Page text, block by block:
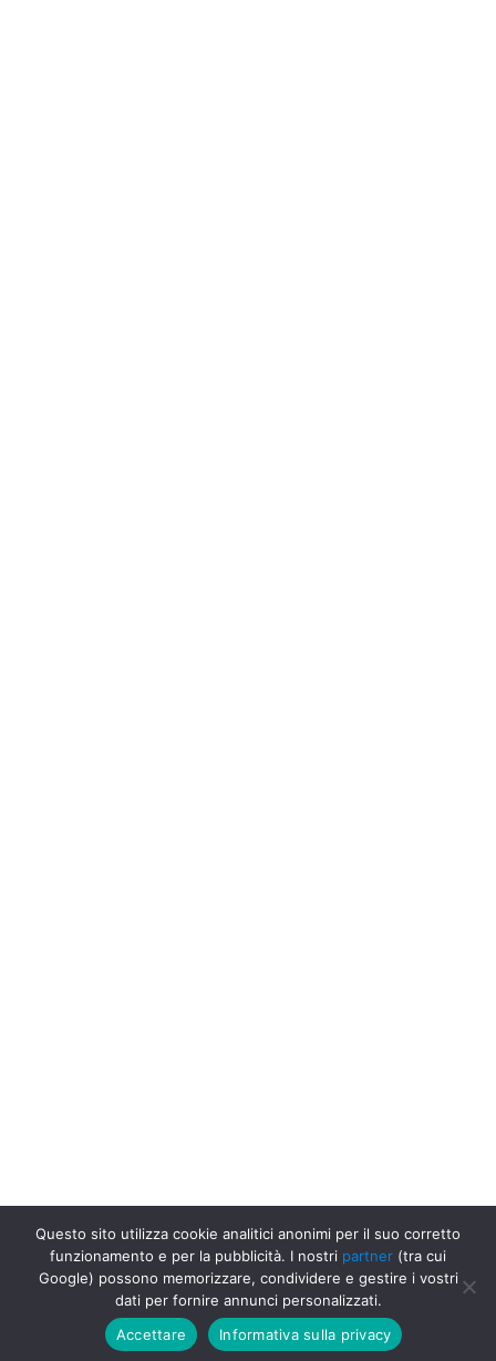
Uffici Postali in Italia Uffici Postali a Forno Canavese
Ufficio
Postale Poste Italiane, Città Metropolitana di Torino, Forno
Canavese
Go up
Questo sito utilizza cookie analitici anonimi per il suo corretto
funzionamento e per la pubblicità. I nostri partner (tra cui
Google) possono memorizzare, condividere e gestire i vostri
dati per fornire annunci personalizzati.
Accettare
Informativa sulla privacy